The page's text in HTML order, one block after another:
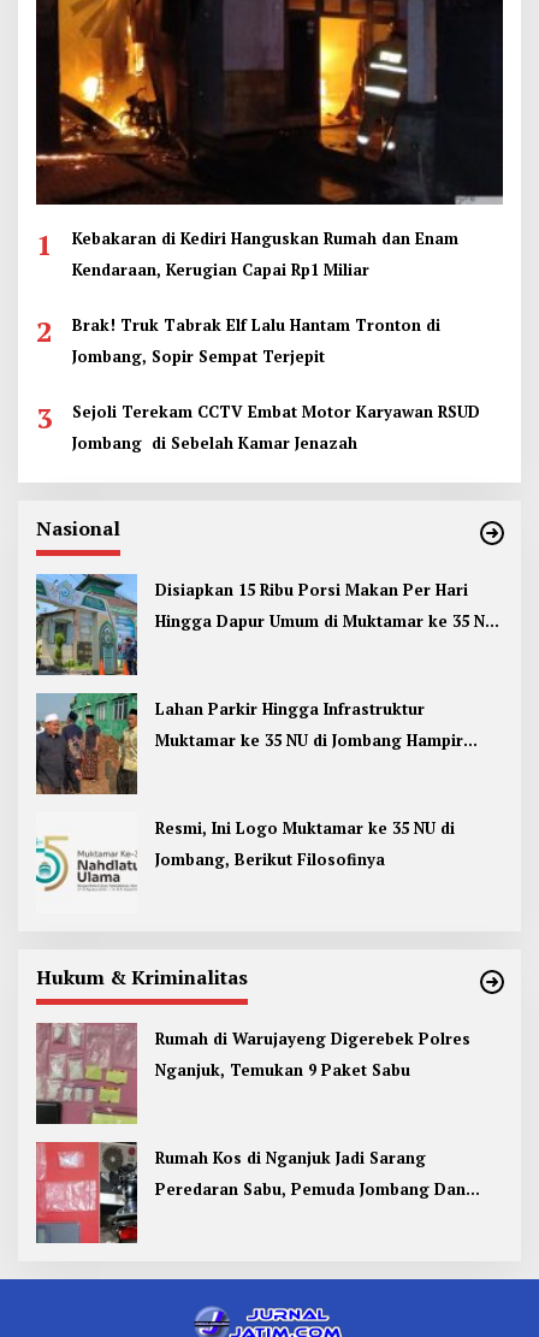
1
Kebakaran di Kediri Hanguskan Rumah dan Enam
Kendaraan, Kerugian Capai Rp1 Miliar
2
Brak! Truk Tabrak Elf Lalu Hantam Tronton di
Jombang, Sopir Sempat Terjepit
3
Sejoli Terekam CCTV Embat Motor Karyawan RSUD
Jombang di Sebelah Kamar Jenazah
Nasional
Disiapkan 15 Ribu Porsi Makan Per Hari
Hingga Dapur Umum di Muktamar ke 35 NU
Lahan Parkir Hingga Infrastruktur
Muktamar ke 35 NU di Jombang Hampir
Resmi, Ini Logo Muktamar ke 35 NU di
Jombang, Berikut Filosofinya
Hukum & Kriminalitas
Rumah di Warujayeng Digerebek Polres
Nganjuk, Temukan 9 Paket Sabu
Rumah Kos di Nganjuk Jadi Sarang
Peredaran Sabu, Pemuda Jombang Dan